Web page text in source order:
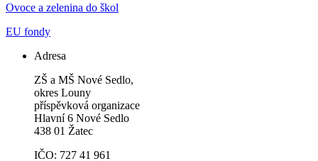
Ovoce a zelenina do škol
EU fondy
Adresa
ZŠ a MŠ Nové Sedlo,
okres Louny
příspěvková organizace
Hlavní 6 Nové Sedlo
438 01 Žatec
IČO: 727 41 961